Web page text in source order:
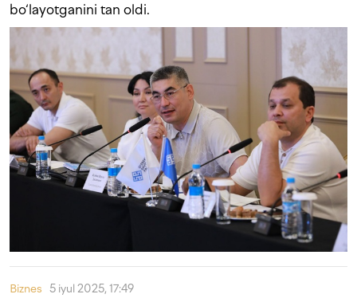
bo‘layotganini tan oldi.
Biznes 5 iyul 2025, 17:49